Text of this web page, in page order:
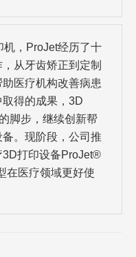
机，ProJet经历了十
从牙齿矫正到定制
医疗机构改善病患
得的成果，3D
脚步，继续创新帮
。现阶段，公司推
3D打印设备ProJet®
在医疗领域更好使